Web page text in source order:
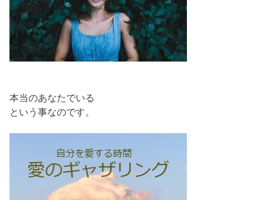
本当のあなたでいる
という事なのです。